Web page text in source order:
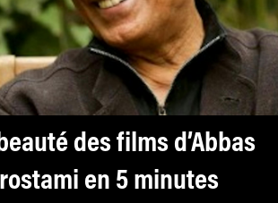
des films d’Abbas
en 5 minutes